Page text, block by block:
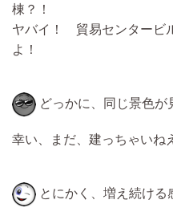
棟？！
ヤバイ！ 貿易センタービ
よ！
どっかに、同じ景色が
幸い、まだ、建っちゃいね
とにかく、増え続ける